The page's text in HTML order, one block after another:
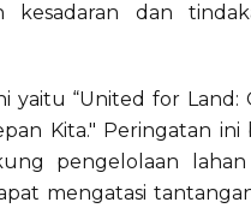
dan
yaitu “United for Land:
Kita." Peringatan
pengelolaan
mengatasi